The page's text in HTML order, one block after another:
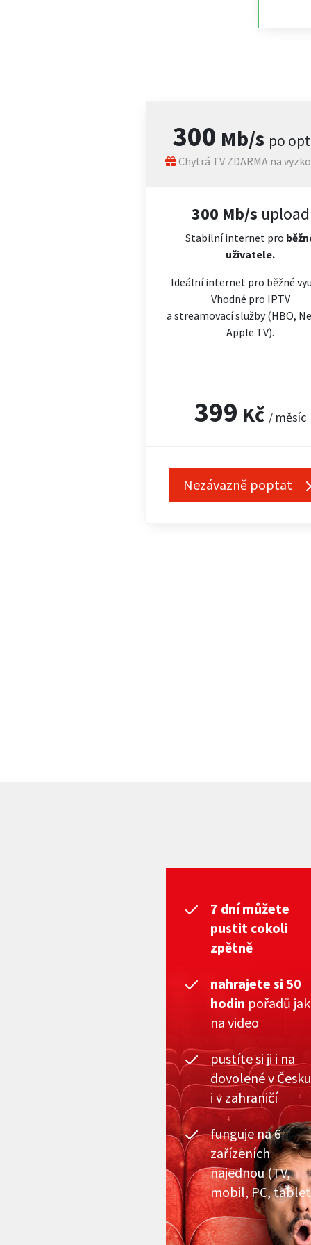
300 Mb/s po
Chytrá TV ZDARMA na
300 Mb/s upload
Stabilní internet pro
uživatele.
Ideální internet pro běžné
Vhodné pro IPTV
a streamovací služby (HBO,
Apple TV).
399 Kč / měsíc
Nezávazně poptat
7 dní můžete
pustit cokoli
zpětně
nahrajete si 50
hodin pořadů
na video
pustíte si ji i na
dovolené v Česku
i v zahraničí
funguje na 6
zařízeních
najednou (TV,
mobil, PC,